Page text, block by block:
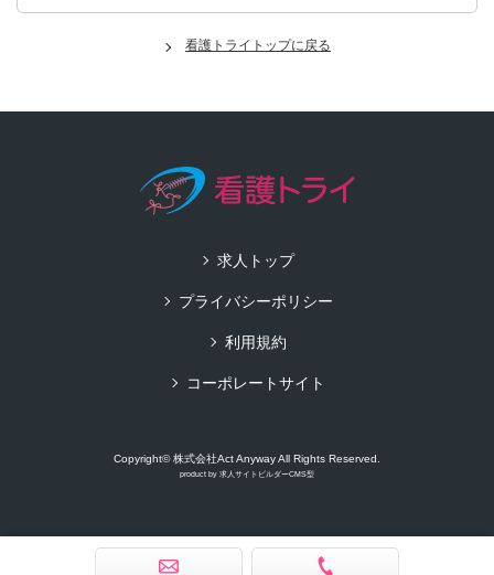
看護トライトップに戻る
求人トップ
プライバシーポリシー
利用規約
コーポレートサイト
Copyright© 株式会社Act Anyway All Rights Reserved.
product by 求人サイトビルダーCMS型